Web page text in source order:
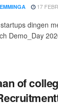
17
dingen
Demo_Day
of